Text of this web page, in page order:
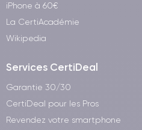
iPhone à 60€
La CertiAcadémie
Wikipedia
Services CertiDeal
Garantie 30/30
CertiDeal pour les Pros
Revendez votre smartphone